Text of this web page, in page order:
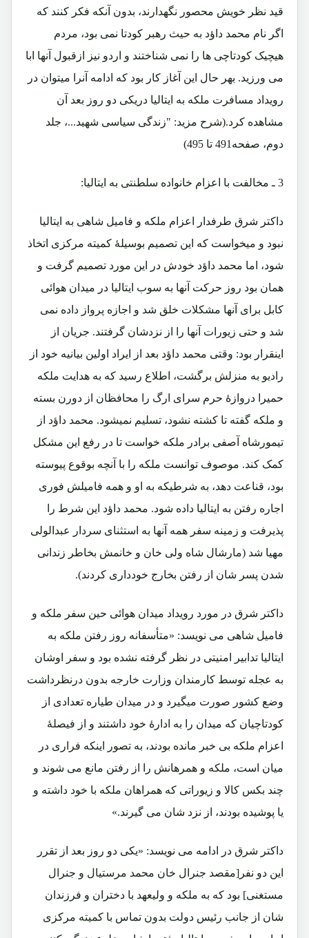
قید نظر خویش محصور نگهدارند، بدون آنکه فکر کنند که
اگر نام محمد داؤد به حیث رهبر کودتا نمی بود، مردم
هیچیک کودتاچی ها را نمی شناختند و اردو نیز ازقبول آنها ابا
می ورزید. بهر حال این آغاز کار بود که ادامه آنرا میتوان در
رویداد مسافرت ملکه به ایتالیا دریکی دو روز بعد آن
مشاهده کرد.(شرح مزید: "زندگی سیاسی شهید...، جلد
دوم، صفحه491 تا 495)
3 ـ مخالفت با اعزام خانواده سلطنتی به ایتالیا:
داکتر شرق طرفدار اعزام ملکه و فامیل شاهی به ایتالیا
نبود و میخواست که این تصمیم بوسیلۀ کمیته مرکزی اتخاذ
شود، اما محمد داؤد خودش در این مورد تصمیم گرفت و
همان بود روز حرکت آنها به سوب ایتالیا در میدان هوائی
کابل برای آنها مشکلات خلق شد و اجازه پرواز داده نمی
شد و حتی زیورات آنها را از نزدشان گرفتند. جریان از
اینقرار بود: وقتی محمد داؤد بعد از ایراد اولین بیانیه خود از
رادیو به منزلش برگشت، اطلاع رسید که به هدایت ملکه
حمیرا دروازۀ حرم سرای ارگ را محافظان از دورن بسته
و ملکه گفته تا کشته نشود، تسلیم نمیشود. محمد داؤد از
تیمورشاه آصفی برادر ملکه خواست تا در رفع این مشکل
کمک کند. موصوف توانست ملکه را با آنچه بوقوع پیوسته
بود، قناعت دهد، به شرطیکه به او و همه فامیلش فوری
اجاره رفتن به ایتالیا داده شود. محمد داؤد این شرط را
پذیرفت و زمینه سفر همه آنها به استثنای سردار عبدالولی
مهیا شد (مارشال شاه ولی خان و خانمش بخاطر زندانی
شدن پسر شان از رفتن بخارج خودداری کردند).
داکتر شرق در مورد رویداد میدان هوائی حین سفر ملکه و
فامیل شاهی می نویسد: «متأسفانه روز رفتن ملکه به
ایتالیا تدابیر امنیتی در نظر گرفته نشده بود و سفر اوشان
به عجله توسط کارمندان وزارت خارجه بدون درنظرداشت
وضع کشور صورت میگیرد و در میدان طیاره تعدادی از
کودتاچیان که میدان را به ادارۀ خود داشتند و از فیصلۀ
اعزام ملکه بی خبر مانده بودند، به تصور اینکه فراری در
میان است، ملکه و همرهانش را از رفتن مانع می شوند و
چند بکس کالا و زیوراتی که همراهان ملکه با خود داشته و
یا پوشیده بودند، از نزد شان می گیرند.»
داکتر شرق در ادامه می نویسد: «یکی دو روز بعد از تقرر
این دو نفر[مقصد جنرال خان محمد مرستیال و جنرال
مستغنی] بود که به ملکه و ولیعهد با دختران و فرزندان
شان از جانب رئیس دولت بدون تماس با کمیته مرکزی